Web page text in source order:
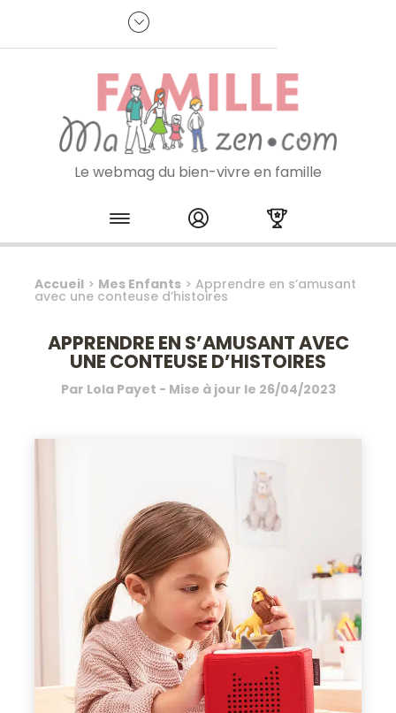
Je m'inscris à la newsletter
Le webmag du bien-vivre en famille
Skip to content
Accueil > Mes Enfants >Apprendre en s’amusant
avec une conteuse d’histoires
APPRENDRE EN S’AMUSANT AVEC
UNE CONTEUSE D’HISTOIRES
Par Lola Payet - Mise à jour le 26/04/2023
Panneau de gestion des cookies